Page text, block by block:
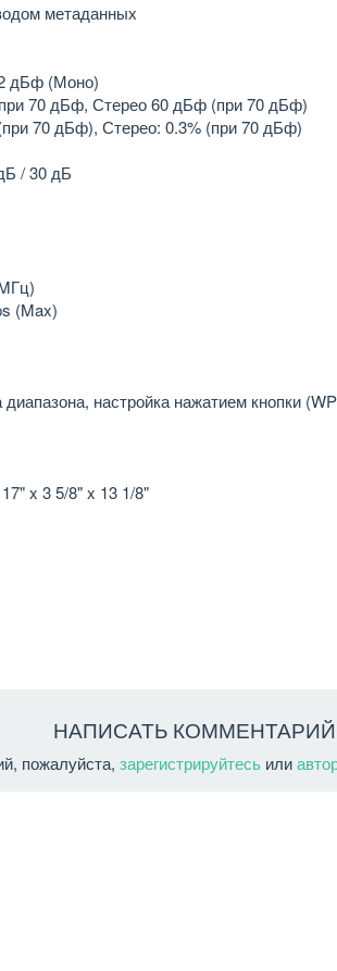
метаданных
дБф (Моно)
70 дБф, Стерео 60 дБф (при 70 дБф)
70 дБф), Стерео: 0.3% (при 70 дБф)
/ 30 дБ
(Max)
настройка нажатием кнопки
x 3 5/8" x 13 1/8"
НАПИСАТЬ КОММЕНТАРИЙ
пожалуйста,зарегистрируйтесь или